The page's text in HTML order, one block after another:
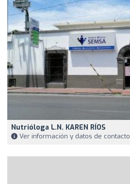
Nutrióloga L.N. KAREN RÍOS
Ver información y datos de contacto